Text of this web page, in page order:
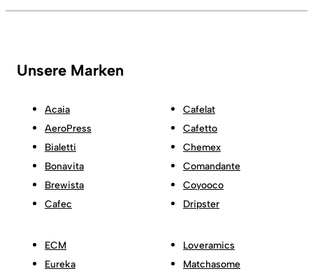
Unsere Marken
Acaia
AeroPress
Bialetti
Bonavita
Brewista
Cafec
Cafelat
Cafetto
Chemex
Comandante
Coyooco
Dripster
ECM
Eureka
Loveramics
Matchasome